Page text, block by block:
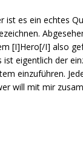
es ein echtes
[I]Hero[/I] also
eigentlich der
einzuführen.
will mit mir